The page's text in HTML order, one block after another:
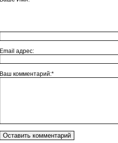
Email адрес:
Ваш комментарий:*